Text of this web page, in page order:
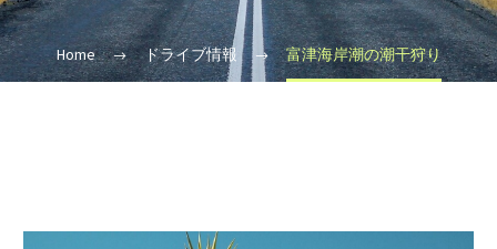
Home ドライブ情報 富津海岸潮の潮干狩り